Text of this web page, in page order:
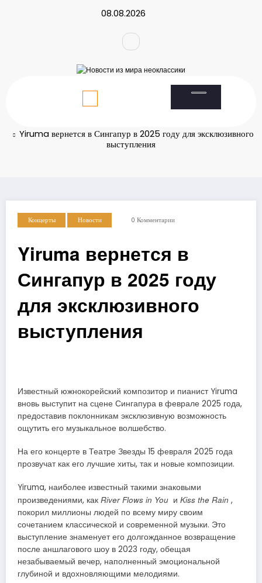
08.08.2026
Yiruma вернется в Сингапур в 2025 году для эксклюзивного
выступления
Концерты Новости 0 Комментарии
Yiruma вернется в
Сингапур в 2025 году
для эксклюзивного
выступления
Известный южнокорейский композитор и пианист Yiruma
вновь выступит на сцене Сингапура в феврале 2025 года,
предоставив поклонникам эксклюзивную возможность
ощутить его музыкальное волшебство.
На его концерте в Театре Звезды 15 февраля 2025 года
прозвучат как его лучшие хиты, так и новые композиции.
Yiruma, наиболее известный такими знаковыми
произведениями, как River Flows in You и Kiss the Rain ,
покорил миллионы людей по всему миру своим
сочетанием классической и современной музыки. Это
выступление знаменует его долгожданное возвращение
после аншлагового шоу в 2023 году, обещая
незабываемый вечер, наполненный эмоциональной
глубиной и вдохновляющими мелодиями.